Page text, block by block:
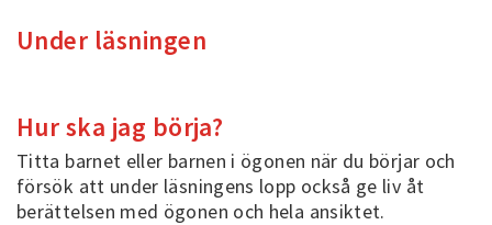
Under läsningen
Hur ska jag börja?
Titta barnet eller barnen i ögonen när du börjar och
försök att under läsningens lopp också ge liv åt
berättelsen med ögonen och hela ansiktet.